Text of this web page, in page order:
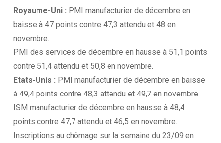
Royaume-Uni : PMI manufacturier de décembre en
baisse à 47 points contre 47,3 attendu et 48 en
novembre.
PMI des services de décembre en hausse à 51,1 points
contre 51,4 attendu et 50,8 en novembre.
Etats-Unis : PMI manufacturier de décembre en baisse
à 49,4 points contre 48,3 attendu et 49,7 en novembre.
ISM manufacturier de décembre en hausse à 48,4
points contre 47,7 attendu et 46,5 en novembre.
Inscriptions au chômage sur la semaine du 23/09 en